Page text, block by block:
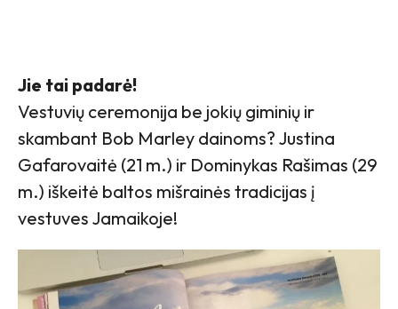
Jie tai padarė!
Vestuvių ceremonija be jokių giminių ir
skambant Bob Marley dainoms? Justina
Gafarovaitė (21 m.) ir Dominykas Rašimas (29
m.) iškeitė baltos mišrainės tradicijas į
vestuves Jamaikoje!